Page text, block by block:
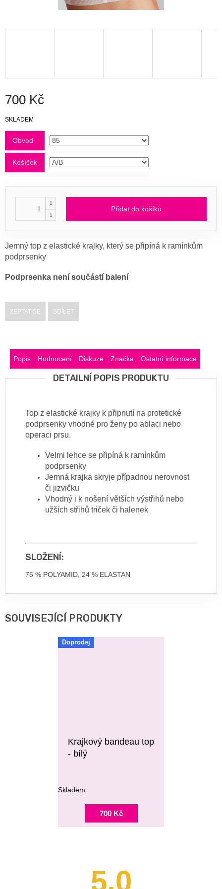
700 Kč
Měrná
SKLADEM
Obvod
Košíček
Přidat do košíku
Jemný top z elastické krajky, který se připíná k ramínkům
podprsenky
Podprsenka není součástí balení
ZEPTAT SE SDÍLET
Popis Hodnocení Diskuze Značka Ostatní informace
DETAILNÍ POPIS PRODUKTU
Top z elastické krajky k připnutí na protetické
podprsenky vhodné pro ženy po ablaci nebo
operaci prsu.
Velmi lehce se připíná k ramínkům
podprsenky
Jemná krajka skryje případnou nerovnost
či jizvičku
Vhodný i k nošení větších výstřihů nebo
užších střihů triček či halenek
SLOŽENÍ:
76 % POLYAMID, 24 % ELASTAN
SOUVISEJÍCÍ PRODUKTY
Doprodej
Krajkový bandeau top
- bílý
Skladem
700 Kč
5,0